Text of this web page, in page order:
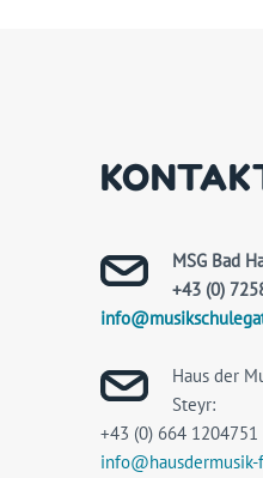
MSG Bad
+43 (0)
Haus der
Steyr:
+43 (0) 664 1204751